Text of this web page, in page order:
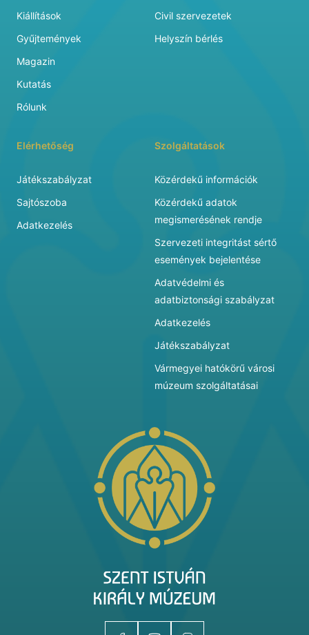
Kiállítások
Gyűjtemények
Magazin
Kutatás
Rólunk
Civil szervezetek
Helyszín bérlés
Elérhetőség
Játékszabályzat
Sajtószoba
Adatkezelés
Szolgáltatások
Közérdekű információk
Közérdekű adatok
megismerésének rendje
Szervezeti integritást sértő
események bejelentése
Adatvédelmi és
adatbiztonsági szabályzat
Adatkezelés
Játékszabályzat
Vármegyei hatókörű városi
múzeum szolgáltatásai